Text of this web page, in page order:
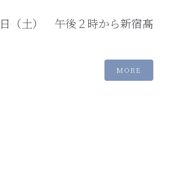
（土） 午後２時から新宿髙
MORE